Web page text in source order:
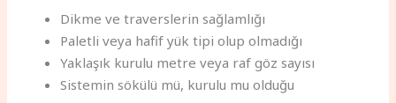
Dikme ve traverslerin sağlamlığı
Paletli veya hafif yük tipi olup olmadığı
Yaklaşık kurulu metre veya raf göz sayısı
Sistemin sökülü mü, kurulu mu olduğu